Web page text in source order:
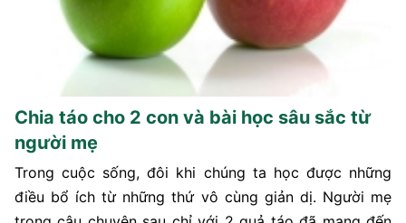
Chia táo cho 2 con và bài học sâu sắc từ
người mẹ
Trong cuộc sống, đôi khi chúng ta học được những
điều bổ ích từ những thứ vô cùng giản dị. Người mẹ